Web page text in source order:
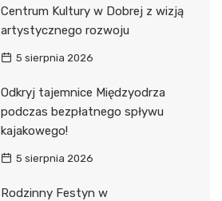
Centrum Kultury w Dobrej z wizją
artystycznego rozwoju
5 sierpnia 2026
Odkryj tajemnice Międzyodrza
podczas bezpłatnego spływu
kajakowego!
5 sierpnia 2026
Rodzinny Festyn w